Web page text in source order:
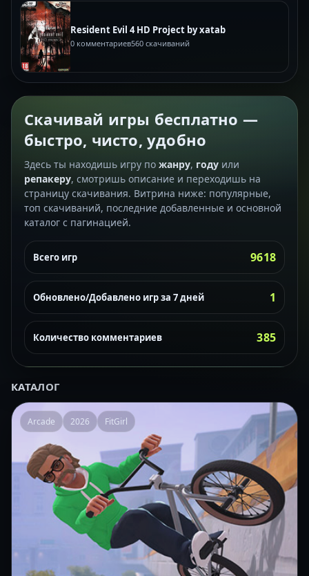
Resident Evil 4 HD Project by xatab
0 комментариев560 скачиваний
Скачивай игры бесплатно —
быстро, чисто, удобно
Здесь ты находишь игру по жанру, году или
репакеру, смотришь описание и переходишь на
страницу скачивания. Витрина ниже: популярные,
топ скачиваний, последние добавленные и основной
каталог с пагинацией.
Всего игр 9618
Обновлено/Добавлено игр за 7 дней 1
Количество комментариев 385
КАТАЛОГ
Arcade 2026 FitGirl